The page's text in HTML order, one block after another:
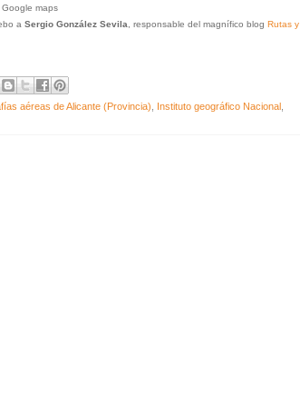
maps
a Sergio González Sevila , responsable del magnífico blog Rutas y
aéreas de Alicante (Provincia) Instituto geográfico Nacional